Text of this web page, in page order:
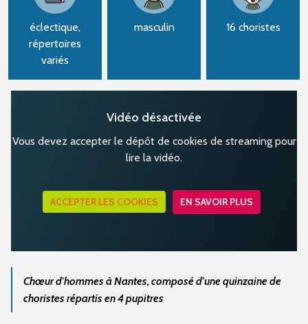
éclectique,
répertoires
variés
masculin 16 choristes
Vidéo désactivée
Vous devez accepter le dépôt de cookies de streaming pour
lire la vidéo.
ACCEPTER LES COOKIES EN SAVOIR PLUS
Chœur d'hommes à Nantes, composé d'une quinzaine de
choristes répartis en 4 pupitres